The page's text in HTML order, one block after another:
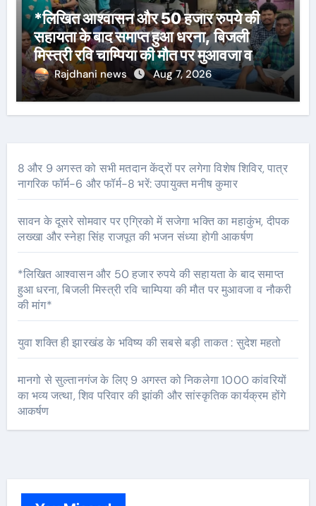
*लिखित आश्वासन और 50 हजार रुपये की
सहायता के बाद समाप्त हुआ धरना, बिजली
मिस्त्री रवि चाम्पिया की मौत पर मुआवजा व
नौकरी की मांग*
Rajdhani news Aug 7, 2026
8 और 9 अगस्त को सभी मतदान केंद्रों पर लगेगा विशेष शिविर, पात्र
नागरिक फॉर्म-6 और फॉर्म-8 भरें: उपायुक्त मनीष कुमार
सावन के दूसरे सोमवार पर एग्रिको में सजेगा भक्ति का महाकुंभ, दीपक
लख्खा और स्नेहा सिंह राजपूत की भजन संध्या होगी आकर्षण
*लिखित आश्वासन और 50 हजार रुपये की सहायता के बाद समाप्त
हुआ धरना, बिजली मिस्त्री रवि चाम्पिया की मौत पर मुआवजा व नौकरी
की मांग*
युवा शक्ति ही झारखंड के भविष्य की सबसे बड़ी ताकत : सुदेश महतो
मानगो से सुल्तानगंज के लिए 9 अगस्त को निकलेगा 1000 कांवरियों
का भव्य जत्था, शिव परिवार की झांकी और सांस्कृतिक कार्यक्रम होंगे
आकर्षण